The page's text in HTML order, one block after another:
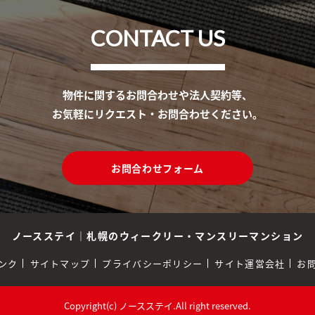
CONTACT US
物件に関するお問合わせや法人契約等、
お気軽にリクエスト・お問合わせください。
お問合わせフォーム
ノースステイ ｜札幌のウィークリー・マンスリーマンション
ク サイトマップ プライバシーポリシー サイト運営会社 お
Copyright(c) ノースステイ.All right reserved.